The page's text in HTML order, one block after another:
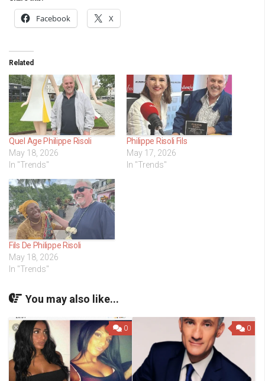
Facebook X
Related
Quel Age Philippe Risoli
May 18, 2026
In "Trends"
Philippe Risoli Fils
May 17, 2026
In "Trends"
Fils De Philippe Risoli
May 18, 2026
In "Trends"
You may also like...
0 0